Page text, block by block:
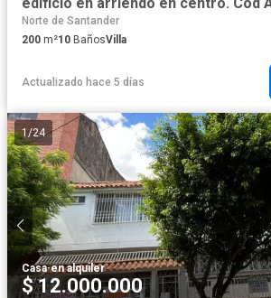
Norte de Santander
200 m²10 BañosVilla
Actualizado hace 5 días
1/24
Casa·en alquiler
$ 12.000.000